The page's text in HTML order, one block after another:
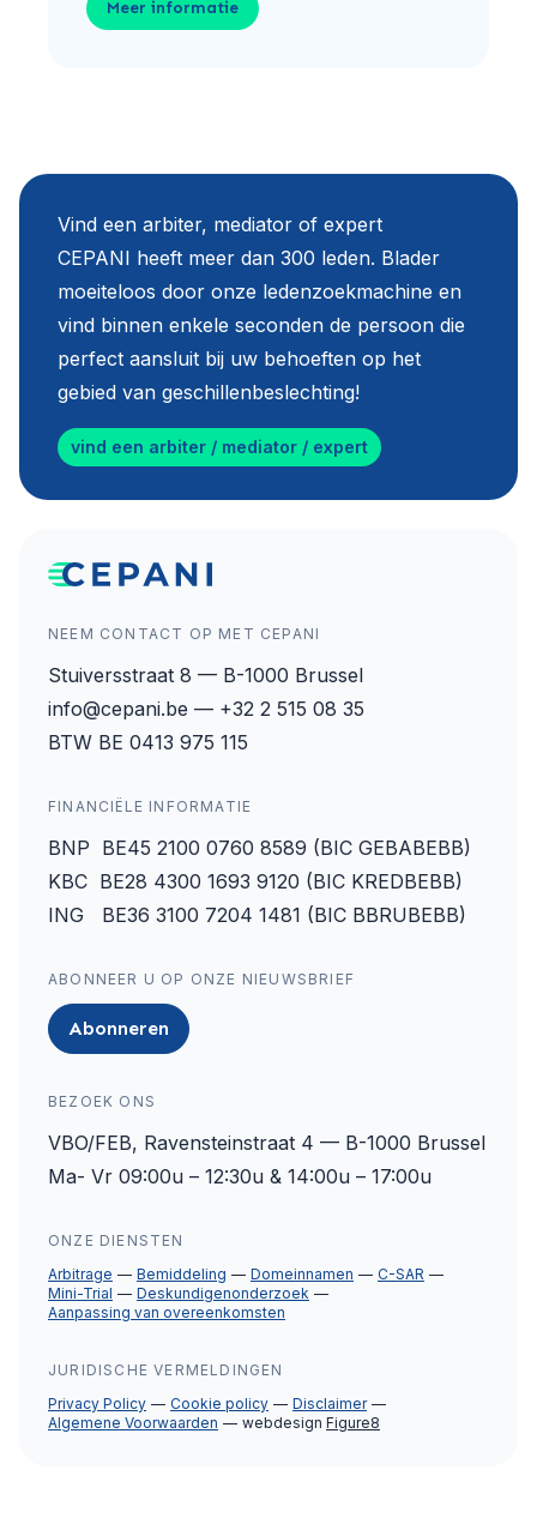
Vind een arbiter, mediator of expert
CEPANI heeft meer dan 300 leden. Blader
moeiteloos door onze ledenzoekmachine en
vind binnen enkele seconden de persoon die
perfect aansluit bij uw behoeften op het
gebied van geschillenbeslechting!
vind een arbiter / mediator / expert
Meer informatie
NEEM CONTACT OP MET CEPANI
Stuiversstraat 8 — B-1000 Brussel
info@cepani.be — +32 2 515 08 35
BTW BE 0413 975 115
FINANCIËLE INFORMATIE
BNP BE45 2100 0760 8589 (BIC GEBABEBB)
KBC BE28 4300 1693 9120 (BIC KREDBEBB)
ING BE36 3100 7204 1481 (BIC BBRUBEBB)
ABONNEER U OP ONZE NIEUWSBRIEF
Abonneren
BEZOEK ONS
VBO/FEB, Ravensteinstraat 4 — B-1000 Brussel
Ma- Vr 09:00u – 12:30u & 14:00u – 17:00u
ONZE DIENSTEN
Arbitrage
Bemiddeling Domeinnamen
C-SAR
Mini-Trial
Deskundigenonderzoek
Aanpassing van overeenkomsten
JURIDISCHE VERMELDINGEN
Privacy Policy
Cookie policy
Disclaimer
Algemene Voorwaarden
webdesign Figure8